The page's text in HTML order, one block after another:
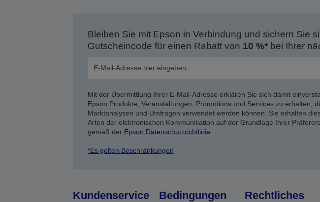
Bleiben Sie mit Epson in Verbindung und sichern Sie
Gutscheincode für einen Rabatt von 10 %*bei Ihrer
Mit der Übermittlung Ihrer E-Mail-Adresse erklären Sie sich damit
Epson Produkte, Veranstaltungen, Promotions und Services zu erhalten,
Marktanalysen und Umfragen verwendet werden können. Sie erhalten
Arten der elektronischen Kommunikation auf der Grundlage Ihrer
gemäß der Epson Datenschutzrichtlinie
*Es gelten Beschränkungen
Kundenservice Bedingungen Rechtliches